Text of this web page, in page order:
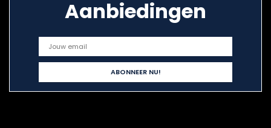
Aanbiedingen